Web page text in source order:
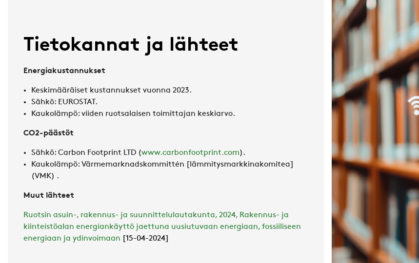
Tietokannat ja lähteet
Energiakustannukset
Keskimääräiset kustannukset vuonna 2023.
Sähkö: EUROSTAT.
Kaukolämpö: viiden ruotsalaisen toimittajan keskiarvo.
CO2-päästöt
Sähkö: Carbon Footprint LTD (www.carbonfootprint.com).
Kaukolämpö: Värmemarknadskommittén [lämmitysmarkkinakomitea]
(VMK) .
Muut lähteet
Ruotsin asuin-, rakennus- ja suunnittelulautakunta, 2024, Rakennus- ja
kiinteistöalan energiankäyttö jaettuna uusiutuvaan energiaan, fossiiliseen
energiaan ja ydinvoimaan [15-04-2024]